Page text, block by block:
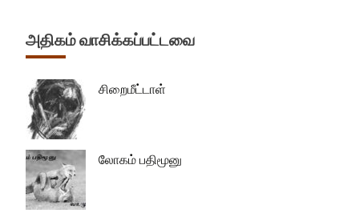
அதிகம் வாசிக்கப்பட்டவை
சிறைமீட்டாள்
லோகம் பதிமூனு